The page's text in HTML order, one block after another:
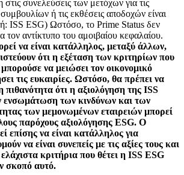
συνελεύσεις των μετόχων για τις
ή τις εκθέσεις αποδοχών είναι
ISS ESG) Ωστόσο, το Prime Status δεν
τον αντίκτυπο του αμοιβαίου κεφαλαίου.
να είναι κατάλληλος, μεταξύ άλλων,
ότι η εξέταση των κριτηρίων που
να μειώσει τον οικονομικό
τις ευκαιρίες. Ωστόσο, θα πρέπει να
ότι η αξιολόγηση της ISS
ενσωμάτωση των κινδύνων και των
των μεμονωμένων εταιρειών μπορεί
παρόχους αξιολόγησης ESG. Ο
επίσης να είναι κατάλληλος για
να είναι συνεπείς με τις αξίες τους και
κριτήρια που θέτει η ISS ESG
σκοπό αυτό.